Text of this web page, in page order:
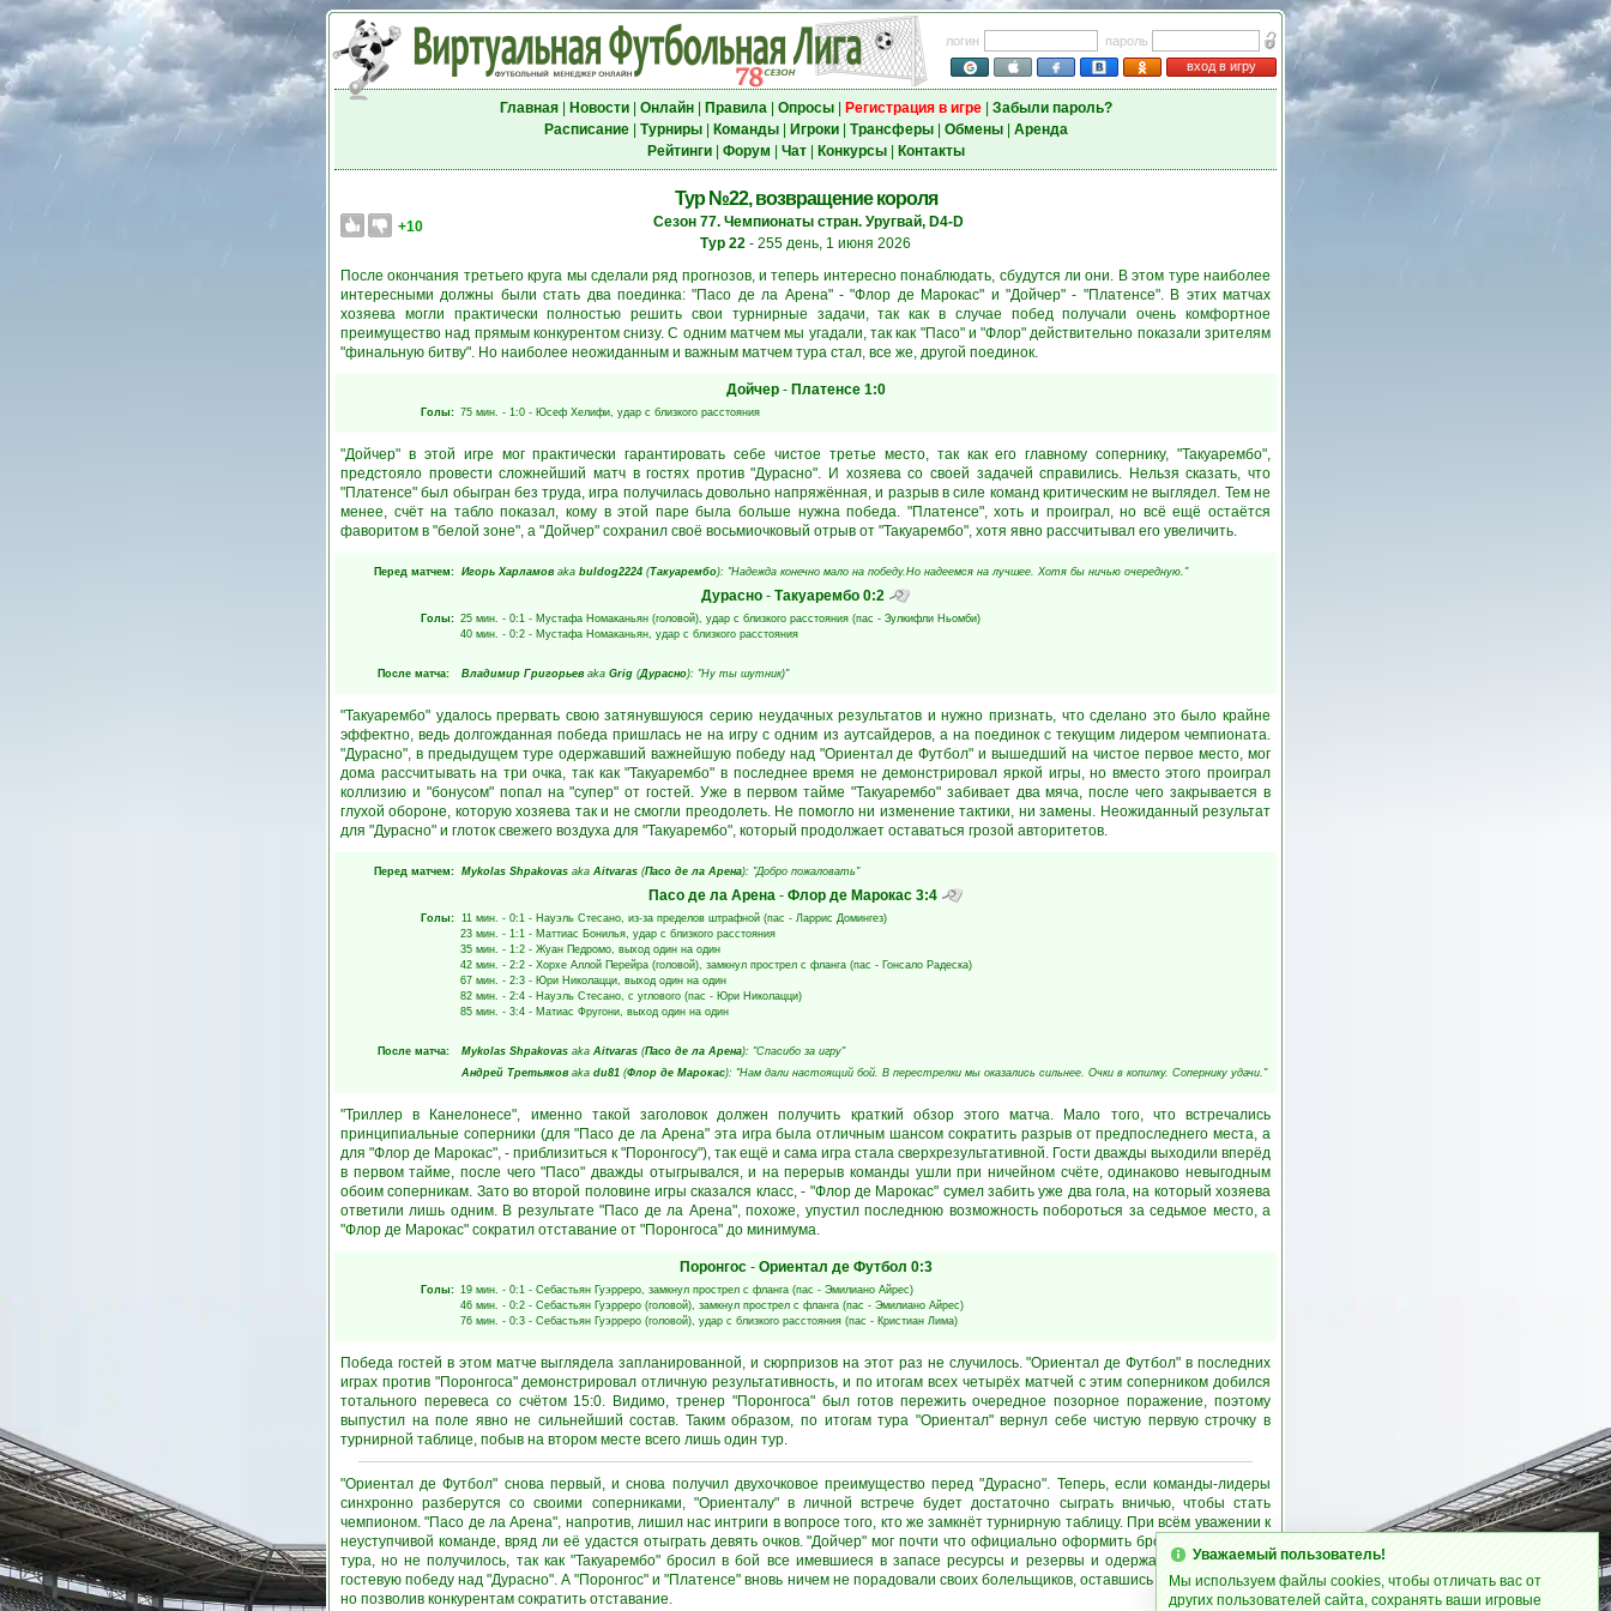
логин
пароль
вход в игру
Главная| Новости| Онлайн| Правила| Опросы| Регистрация в игре| Забыли пароль?
Расписание| Турниры| Команды| Игроки| Трансферы| Обмены| Аренда
Рейтинги| Форум Чат| Конкурсы| Контакты
Тур №22, возвращение короля
+10
Сезон 77. Чемпионаты стран. Уругвай, D4-D
Тур 22 - 255 день, 1 июня 2026
После окончания третьего круга мы сделали ряд прогнозов, и теперь интересно понаблюдать, сбудутся ли они. В этом туре наиболее
интересными должны были стать два поединка: "Пасо де ла Арена" - "Флор де Марокас" и "Дойчер" - "Платенсе". В этих матчах
хозяева могли практически полностью решить свои турнирные задачи, так как в случае побед получали очень комфортное
преимущество над прямым конкурентом снизу. С одним матчем мы угадали, так как "Пасо" и "Флор" действительно показали зрителям
"финальную битву". Но наиболее неожиданным и важным матчем тура стал, все же, другой поединок.
Дойчер- Платенсе 1:0
Голы: 75 мин. - 1:0 - Юсеф Хелифи, удар с близкого расстояния
"Дойчер" в этой игре мог практически гарантировать себе чистое третье место, так как его главному сопернику, "Такуарембо",
предстояло провести сложнейший матч в гостях против "Дурасно". И хозяева со своей задачей справились. Нельзя сказать, что
"Платенсе" был обыгран без труда, игра получилась довольно напряжённая, и разрыв в силе команд критическим не выглядел. Тем не
менее, счёт на табло показал, кому в этой паре была больше нужна победа. "Платенсе", хоть и проиграл, но всё ещё остаётся
фаворитом в "белой зоне", а "Дойчер" сохранил своё восьмиочковый отрыв от "Такуарембо", хотя явно рассчитывал его увеличить.
Перед матчем: Игорь Харламов aka buldog2224 (Такуарембо): "Надежда конечно мало на победу.Но надеемся на лучшее. Хотя бы ничью очередную."
Дурасно - Такуарембо 0:2
Голы: 25 мин. - 0:1 - Мустафа Номаканьян (головой), удар с близкого расстояния (пас - Зулкифли Ньомби)
40 мин. - 0:2 - Мустафа Номаканьян, удар с близкого расстояния
После матча: Владимир Григорьев aka Grig (Дурасно): "Ну ты шутник)"
"Такуарембо" удалось прервать свою затянувшуюся серию неудачных результатов и нужно признать, что сделано это было крайне
эффектно, ведь долгожданная победа пришлась не на игру с одним из аутсайдеров, а на поединок с текущим лидером чемпионата.
"Дурасно", в предыдущем туре одержавший важнейшую победу над "Ориентал де Футбол" и вышедший на чистое первое место, мог
дома рассчитывать на три очка, так как "Такуарембо" в последнее время не демонстрировал яркой игры, но вместо этого проиграл
коллизию и "бонусом" попал на "супер" от гостей. Уже в первом тайме "Такуарембо" забивает два мяча, после чего закрывается в
глухой обороне, которую хозяева так и не смогли преодолеть. Не помогло ни изменение тактики, ни замены. Неожиданный результат
для "Дурасно" и глоток свежего воздуха для "Такуарембо", который продолжает оставаться грозой авторитетов.
Перед матчем: Mykolas Shpakovas aka Aitvaras (Пасо де ла Арена): "Добро пожаловать"
Пасо де ла Арена - Флор де Марокас 3:4
Голы: 11 мин. - 0:1 - Науэль Стесано, из-за пределов штрафной (пас - Ларрис Домингез)
23 мин. - 1:1 - Маттиас Бонилья, удар с близкого расстояния
35 мин. - 1:2 - Жуан Педромо, выход один на один
42 мин. - 2:2 - Хорхе Аллой Перейра (головой), замкнул прострел с фланга (пас - Гонсало Радеска)
67 мин. - 2:3 - Юри Николацци, выход один на один
82 мин. - 2:4 - Науэль Стесано, с углового (пас - Юри Николацци)
85 мин. - 3:4 - Матиас Фругони, выход один на один
После матча: Mykolas Shpakovas aka Aitvaras (Пасо де ла Арена): "Спасибо за игру"
Андрей Третьяков aka du81 (Флор де Марокас): "Нам дали настоящий бой. В перестрелки мы оказались сильнее. Очки в копилку. Сопернику удачи."
"Триллер в Канелонесе", именно такой заголовок должен получить краткий обзор этого матча. Мало того, что встречались
принципиальные соперники (для "Пасо де ла Арена" эта игра была отличным шансом сократить разрыв от предпоследнего места, а
для "Флор де Марокас", - приблизиться к "Поронгосу"), так ещё и сама игра стала сверхрезультативной. Гости дважды выходили вперёд
в первом тайме, после чего "Пасо" дважды отыгрывался, и на перерыв команды ушли при ничейном счёте, одинаково невыгодным
обоим соперникам. Зато во второй половине игры сказался класс, - "Флор де Марокас" сумел забить уже два гола, на который хозяева
ответили лишь одним. В результате "Пасо де ла Арена", похоже, упустил последнюю возможность побороться за седьмое место, а
"Флор де Марокас" сократил отставание от "Поронгоса" до минимума.
Поронгос- Ориентал де Футбол 0:3
Голы: 19 мин. - 0:1 - Себастьян Гуэрреро, замкнул прострел с фланга (пас - Эмилиано Айрес)
46 мин. - 0:2 - Себастьян Гуэрреро (головой), замкнул прострел с фланга (пас - Эмилиано Айрес)
76 мин. - 0:3 - Себастьян Гуэрреро (головой), удар с близкого расстояния (пас - Кристиан Лима)
Победа гостей в этом матче выглядела запланированной, и сюрпризов на этот раз не случилось. "Ориентал де Футбол" в последних
играх против "Поронгоса" демонстрировал отличную результативность, и по итогам всех четырёх матчей с этим соперником добился
тотального перевеса со счётом 15:0. Видимо, тренер "Поронгоса" был готов пережить очередное позорное поражение, поэтому
выпустил на поле явно не сильнейший состав. Таким образом, по итогам тура "Ориентал" вернул себе чистую первую строчку в
турнирной таблице, побыв на втором месте всего лишь один тур.
"Ориентал де Футбол" снова первый, и снова получил двухочковое преимущество перед "Дурасно". Теперь, если команды-лидеры
синхронно разберутся со своими соперниками, "Ориенталу" в личной встрече будет достаточно сыграть вничью, чтобы стать
чемпионом. "Пасо де ла Арена", напротив, лишил нас интриги в вопросе того, кто же замкнёт турнирную таблицу. При всём уважении к
неуступчивой команде, вряд ли её удастся отыграть девять очков. "Дойчер" мог почти что официально оформить бронзу после этого
тура, но не получилось, так как "Такуарембо" бросил в бой все имевшиеся в запасе ресурсы и резервы и одержал сенсационную
гостевую победу над "Дурасно". А "Поронгос" и "Платенсе" вновь ничем не порадовали своих болельщиков, оставшись на своих местах,
но позволив конкурентам сократить отставание.
Уважаемый пользователь!
Мы используем файлы cookies, чтобы отличать вас от
других пользователей сайта, сохранять ваши игровые